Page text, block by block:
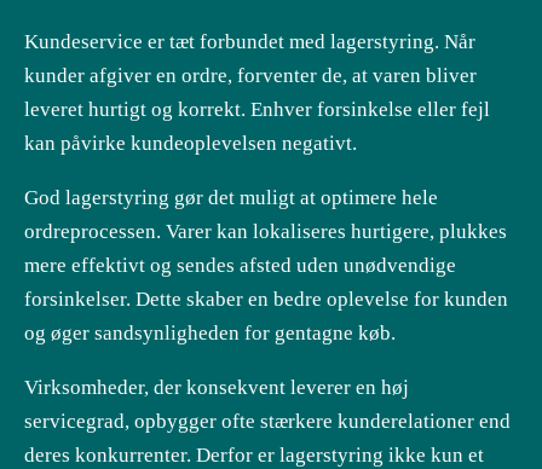
Kundeservice er tæt forbundet med lagerstyring. Når
kunder afgiver en ordre, forventer de, at varen bliver
leveret hurtigt og korrekt. Enhver forsinkelse eller fejl
kan påvirke kundeoplevelsen negativt.
God lagerstyring gør det muligt at optimere hele
ordreprocessen. Varer kan lokaliseres hurtigere, plukkes
mere effektivt og sendes afsted uden unødvendige
forsinkelser. Dette skaber en bedre oplevelse for kunden
og øger sandsynligheden for gentagne køb.
Virksomheder, der konsekvent leverer en høj
servicegrad, opbygger ofte stærkere kunderelationer end
deres konkurrenter. Derfor er lagerstyring ikke kun et